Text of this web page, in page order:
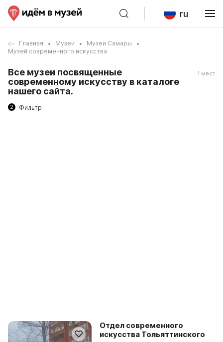
ru
Главная Музеи
Музеи Самары
Музей современного искусства
Все музеи посвященные
современному искусству в каталоге
нашего сайта.
1 мест
2 Фильтр
Отдел современного
искусства Тольяттинского